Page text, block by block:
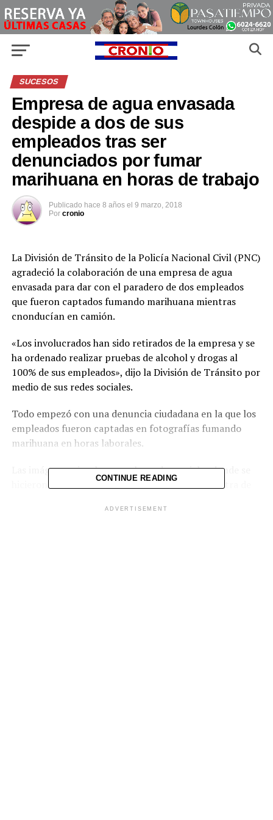
SUCESOS
Empresa de agua envasada
despide a dos de sus
empleados tras ser
denunciados por fumar
marihuana en horas de trabajo
Publicado hace 8 años el 9 marzo, 2018
Por cronio
La División de Tránsito de la Policía Nacional Civil (PNC)
agradeció la colaboración de una empresa de agua
envasada para dar con el paradero de dos empleados
que fueron captados fumando marihuana mientras
cnonducían en camión.
«Los involucrados han sido retirados de la empresa y se
ha ordenado realizar pruebas de alcohol y drogas al
100% de sus empleados», dijo la División de Tránsito por
medio de sus redes sociales.
Todo empezó con una denuncia ciudadana en la que los
empleados fueron captadas en fotografías fumando
marihuana en horas laborales.
Las imágenes circularon en las redes sociales donde se
hicieron virales y generaron comentarios en contra de
CONTINUE READING
ADVERTISEMENT